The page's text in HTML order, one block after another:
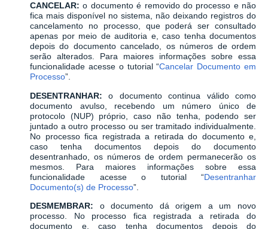
CANCELAR: o documento é removido do processo e não
fica mais disponível no sistema, não deixando registros do
cancelamento no processo, que poderá ser consultado
apenas por meio de auditoria e, caso tenha documentos
depois do documento cancelado, os números de ordem
serão alterados. Para maiores informações sobre essa
funcionalidade acesse o tutorial “Cancelar Documento em
Processo”.
DESENTRANHAR: o documento continua válido como
documento avulso, recebendo um número único de
protocolo (NUP) próprio, caso não tenha, podendo ser
juntado a outro processo ou ser tramitado individualmente.
No processo fica registrada a retirada do documento e,
caso tenha documentos depois do documento
desentranhado, os números de ordem permanecerão os
mesmos. Para maiores informações sobre essa
funcionalidade acesse o tutorial “Desentranhar
Documento(s) de Processo”.
DESMEMBRAR: o documento dá origem a um novo
processo. No processo fica registrada a retirada do
documento e, caso tenha documentos depois do